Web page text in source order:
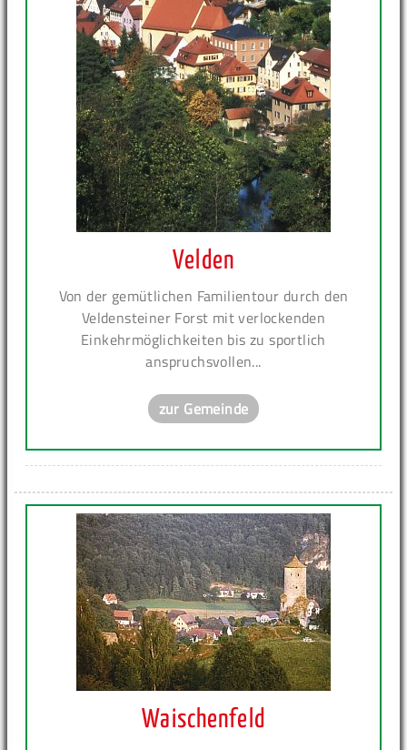
Velden
Von der gemütlichen Familientour durch den
Veldensteiner Forst mit verlockenden
Einkehrmöglichkeiten bis zu sportlich
anspruchsvollen...
zur Gemeinde
Waischenfeld